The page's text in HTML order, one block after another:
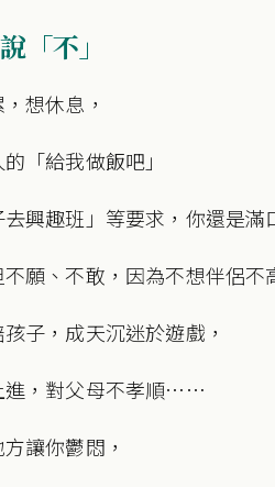
「不」
想休息，
「給我做飯吧」
去興趣班」等要求，你還是滿
願、不敢，因為不想伴侶不
子，成天沉迷於遊戲，
進，對父母不孝順……
讓你鬱悶，